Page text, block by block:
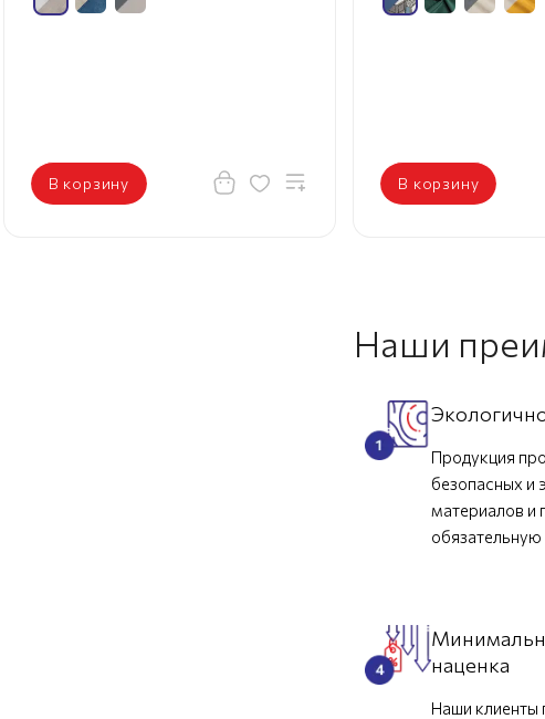
В корзину В корзину
Наши
Продукция
безопасных и
материалов и
наценка
Наши клиенты